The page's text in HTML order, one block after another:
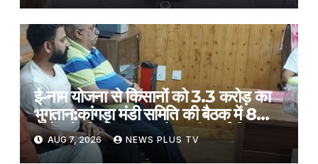
ई-नाम योजना से किसानों को 3.3 करोड़ का
भुगतान:कांगड़ा मंडी समिति की बैठक में 8
करोड़ के निर्माण बजट को मंजूरी, कई विकास
कार्यों पर मोहर
AUG 7, 2026 NEWS PLUS TV